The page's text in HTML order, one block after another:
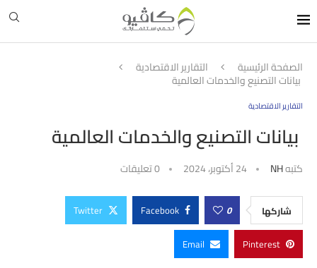
الصفحة الرئيسية التقارير الاقتصادية
بيانات التصنيع والخدمات العالمية
التقارير الاقتصادية
بيانات التصنيع والخدمات العالمية
كتبهNH 24 أكتوبر، 2024 0 تعليقات
شاركها 0
Facebook
Twitter
Pinterest
Email